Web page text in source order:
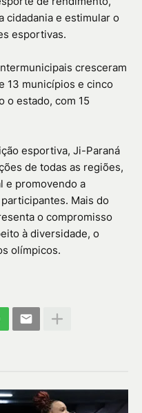
cidadania e estimular o
esportivas.
cresceram
13 municípios e cinco
o estado, com 15
esportiva, Ji-Paraná
de todas as regiões,
e promovendo a
Mais do
o compromisso
à diversidade, o
olímpicos.